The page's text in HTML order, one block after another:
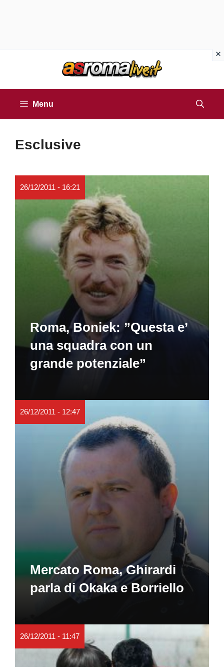
Menu
Esclusive
26/12/2011 - 16:21
Roma, Boniek: ”Questa e’
una squadra con un
grande potenziale”
26/12/2011 - 12:47
Mercato Roma, Ghirardi
parla di Okaka e Borriello
26/12/2011 - 11:47